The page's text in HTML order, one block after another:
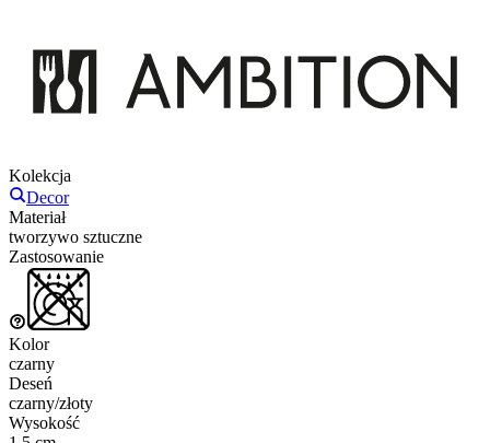
Kolekcja
Decor
Materiał
tworzywo sztuczne
Zastosowanie
Kolor
czarny
Deseń
czarny/złoty
Wysokość